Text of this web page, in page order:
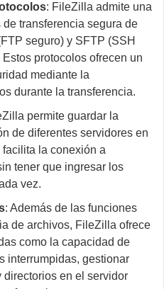
: FileZilla admite una
transferencia segura de
seguro) y SFTP (SSH
protocolos ofrecen un
mediante la
durante la transferencia.
permite guardar la
de diferentes servidores en
facilita la conexión a
tener que ingresar los
vez.
: Además de las funciones
de archivos, FileZilla ofrece
como la capacidad de
interrumpidas, gestionar
directorios en el servidor